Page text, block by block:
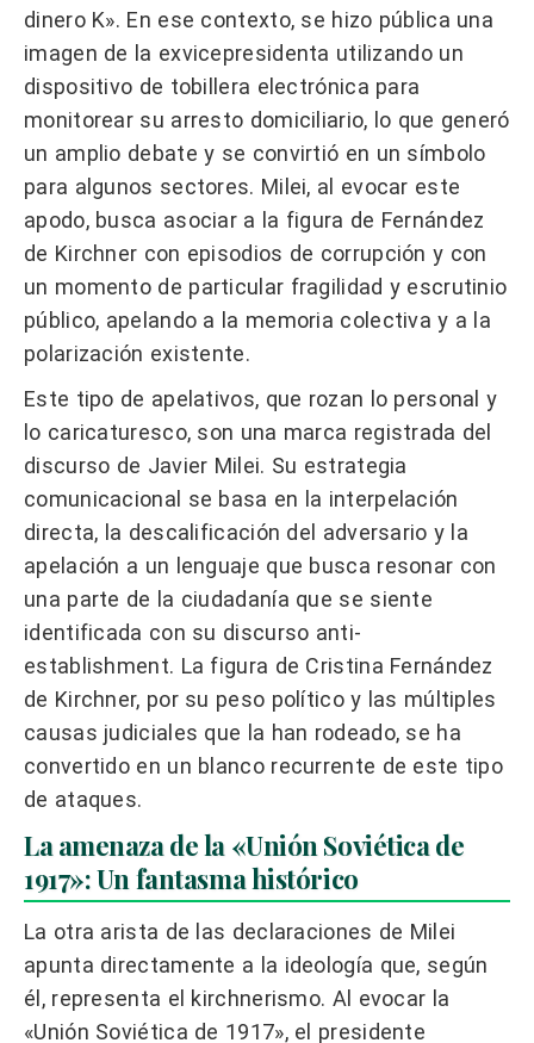
dinero K». En ese contexto, se hizo pública una
imagen de la exvicepresidenta utilizando un
dispositivo de tobillera electrónica para
monitorear su arresto domiciliario, lo que generó
un amplio debate y se convirtió en un símbolo
para algunos sectores. Milei, al evocar este
apodo, busca asociar a la figura de Fernández
de Kirchner con episodios de corrupción y con
un momento de particular fragilidad y escrutinio
público, apelando a la memoria colectiva y a la
polarización existente.
Este tipo de apelativos, que rozan lo personal y
lo caricaturesco, son una marca registrada del
discurso de Javier Milei. Su estrategia
comunicacional se basa en la interpelación
directa, la descalificación del adversario y la
apelación a un lenguaje que busca resonar con
una parte de la ciudadanía que se siente
identificada con su discurso anti-
establishment. La figura de Cristina Fernández
de Kirchner, por su peso político y las múltiples
causas judiciales que la han rodeado, se ha
convertido en un blanco recurrente de este tipo
de ataques.
La amenaza de la «Unión Soviética de
1917»: Un fantasma histórico
La otra arista de las declaraciones de Milei
apunta directamente a la ideología que, según
él, representa el kirchnerismo. Al evocar la
«Unión Soviética de 1917», el presidente